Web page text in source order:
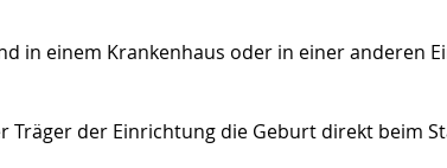
in einem Krankenhaus oder in einer anderen
Träger der Einrichtung die Geburt direkt beim